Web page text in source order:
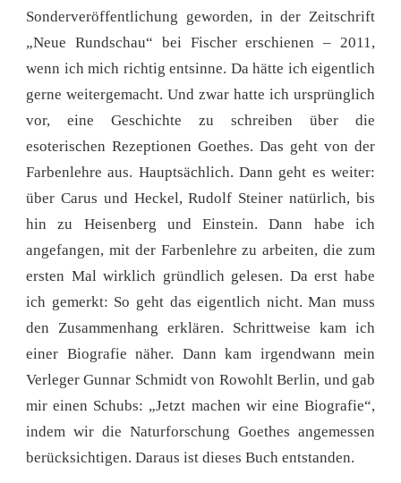
Sonderveröffentlichung geworden, in der Zeitschrift
„Neue Rundschau“ bei Fischer erschienen – 2011,
wenn ich mich richtig entsinne. Da hätte ich eigentlich
gerne weitergemacht. Und zwar hatte ich ursprünglich
vor, eine Geschichte zu schreiben über die
esoterischen Rezeptionen Goethes. Das geht von der
Farbenlehre aus. Hauptsächlich. Dann geht es weiter:
über Carus und Heckel, Rudolf Steiner natürlich, bis
hin zu Heisenberg und Einstein. Dann habe ich
angefangen, mit der Farbenlehre zu arbeiten, die zum
ersten Mal wirklich gründlich gelesen. Da erst habe
ich gemerkt: So geht das eigentlich nicht. Man muss
den Zusammenhang erklären. Schrittweise kam ich
einer Biografie näher. Dann kam irgendwann mein
Verleger Gunnar Schmidt von Rowohlt Berlin, und gab
mir einen Schubs: „Jetzt machen wir eine Biografie“,
indem wir die Naturforschung Goethes angemessen
berücksichtigen. Daraus ist dieses Buch entstanden.